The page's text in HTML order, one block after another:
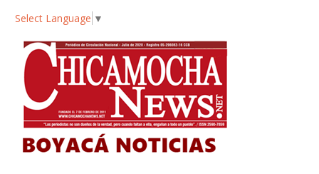
Select Language ▼